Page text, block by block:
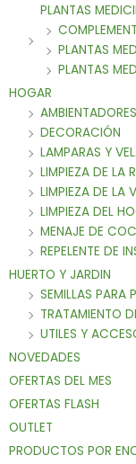
PLANTAS
PLANTAS
PLANTAS
HOGAR
DECORACIÓN
LAMPARAS Y
LIMPIEZA DE LA
LIMPIEZA DE LA
LIMPIEZA DEL
MENAJE DE
REPELENTE DE
HUERTO Y JARDIN
SEMILLAS PARA
TRATAMIENTO
UTILES Y
NOVEDADES
OFERTAS DEL MES
OFERTAS FLASH
OUTLET
PRODUCTOS POR